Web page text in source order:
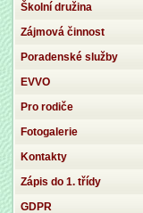
Školní družina
Zájmová činnost
Poradenské služby
EVVO
Pro rodiče
Fotogalerie
Kontakty
Zápis do 1. třídy
GDPR